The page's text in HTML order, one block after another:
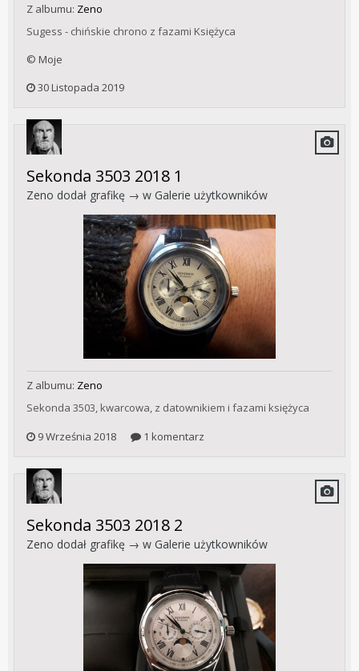
Z albumu: Zeno
Sugess - chińskie chrono z fazami Księżyca
© Moje
30 Listopada 2019
Sekonda 3503 2018 1
Zeno dodał grafikę → w Galerie użytkowników
Z albumu: Zeno
Sekonda 3503, kwarcowa, z datownikiem i fazami księżyca
9 Września 2018
1 komentarz
Sekonda 3503 2018 2
Zeno dodał grafikę → w Galerie użytkowników